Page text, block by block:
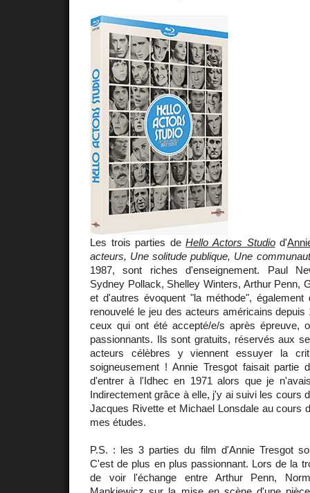
Les trois parties deHello Actors Studiod'
acteurs, Une solitude publique, Une
1987, sont riches d'enseignement. Paul
Sydney Pollack, Shelley Winters, Arthur Penn,
et d'autres évoquent "la méthode",
renouvelé le jeu des acteurs américains
ceux qui ont été accepté/e/s après épreuve,
passionnants. Ils sont gratuits, réservés aux
acteurs célèbres y viennent essuyer la
soigneusement ! Annie Tresgot faisait partie
d'entrer à l'Idhec en 1971 alors que je
Indirectement grâce à elle, j'y ai suivi les cours
Jacques Rivette et Michael Lonsdale au cours
mes études.
P.S. : les 3 parties du film d'Annie Tresgot
C'est de plus en plus passionnant. Lors de la
de voir l'échange entre Arthur Penn,